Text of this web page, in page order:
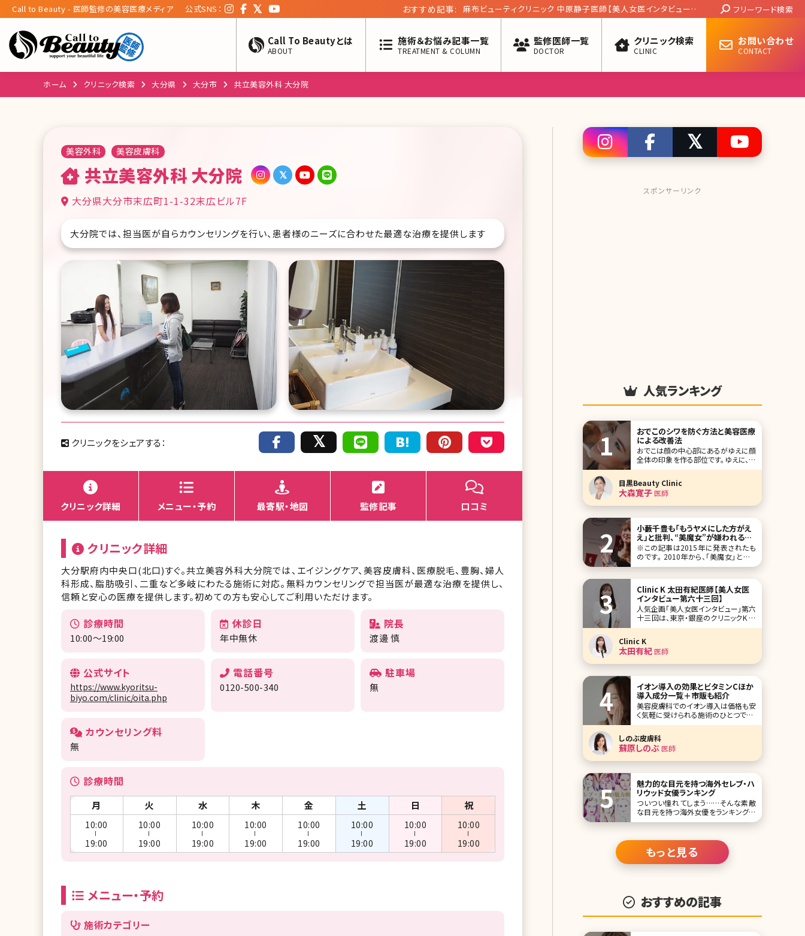
Call to Beauty - 医師監修の美容医療メディア 公式SNS： おすすめ記事:
麻布ビューティクリニック 中原静子医師【美人女医インタビュー第
Search:
フリーワード検索
Call To Beautyとは
ABOUT
施術＆お悩み記事一覧
TREATMENT & COLUMN
監修医師一覧
DOCTOR
クリニック検索
CLINIC
お問い合わせ
CONTACT
ホーム クリニック検索 大分県 大分市 共立美容外科 大分院
美容外科 美容皮膚科
共立美容外科 大分院
大分県大分市末広町1-1-32末広ビル7F
大分院では、担当医が自らカウンセリングを行い、患者様のニーズに合わせた最適な治療を提供します
クリニックをシェアする：
クリニック詳細 メニュー・予約 最寄駅・地図 監修記事 口コミ
クリニック詳細
大分駅府内中央口(北口)すぐ。共立美容外科大分院では、エイジングケア、美容皮膚科、医療脱毛、豊胸、婦人
科形成、脂肪吸引、二重など多岐にわたる施術に対応。無料カウンセリングで担当医が最適な治療を提供し、
信頼と安心の医療を提供します。初めての方も安心してご利用いただけます。
診療時間
10:00～19:00
休診日
年中無休
院長
渡邊 慎
公式サイト
https://www.kyoritsu-
biyo.com/clinic/oita.php
電話番号
0120-500-340
駐車場
無
カウンセリング料
無
診療時間
月 火 水 木 金 土 日 祝
10:00
19:00
10:00
19:00
10:00
19:00
10:00
19:00
10:00
19:00
10:00
19:00
10:00
19:00
10:00
19:00
メニュー・予約
施術カテゴリー
スポンサーリンク
人気ランキング
おでこのシワを防ぐ方法と美容医療
による改善法
おでこは顔の中心部にあるがゆえに顔
全体の印象を作る部位です。ゆえに、お
でこにシワが刻まれると見た目年齢が
このシワは加齢によって起こるスキント
ラブルの一種ですが、日常生活におけ
る生活習慣にもシワが増える原因が隠
目黒Beauty Clinic
大森寛子医師
小藪千豊も「もうヤメにした方がえ
え」と批判、“美魔女”が嫌われる本
当の理由／北条かや
※この記事は2015年に発表されたも
のです。 2010年から、「美魔女」という
言葉を盛んに耳にするようになった。き
が開催した、「国民的美魔女コン
Clinic K 太田有紀医師【美人女医
インタビュー第六十三回】
人気企画「美人女医インタビュー」第六
十三回は、東京・銀座のクリニックK の
太田有紀（おおた ゆき）先生です。 クリ
韓流治療を取り入れ、お顔のアンチエ
イジング治療をメインとしています。
「愛の溢れるクリニック」を掲げ、待合室
Clinic K
太田有紀医師
イオン導入の効果とビタミンCほか
導入成分一覧＋市販も紹介
美容皮膚科でのイオン導入は価格も安
く気軽に受けられる施術のひとつです。
ここからは美容皮膚科で行われている
最新のイオン導入の施術について詳し
く説明していきます。 2-1.美容皮膚科の
イオン導入は何が違うの? ■マシンの
性能が高い イ
しのぶ皮膚科
蘇原しのぶ医師
魅力的な目元を持つ海外セレブ・ハ
リウッド女優ランキング
ついつい憧れてしまう……そんな素敵
な目元を持つ海外女優をランキングに
しました。日本の女優さんもキレイです
った魅力がありますよね。「こんな風に
なりたい!」と憧れる女性も少なくない
のでは? 1位オードリー・ヘップバーン
View this
もっと見る
おすすめの記事